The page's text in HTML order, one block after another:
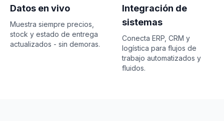
Datos en vivo
Muestra siempre precios,
stock y estado de entrega
actualizados - sin demoras.
Integración de
sistemas
Conecta ERP, CRM y
logística para flujos de
trabajo automatizados y
fluidos.